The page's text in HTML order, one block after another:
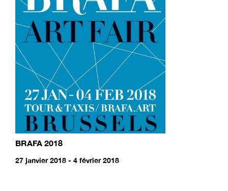
BRAFA 2018
27 janvier 2018 - 4 février 2018